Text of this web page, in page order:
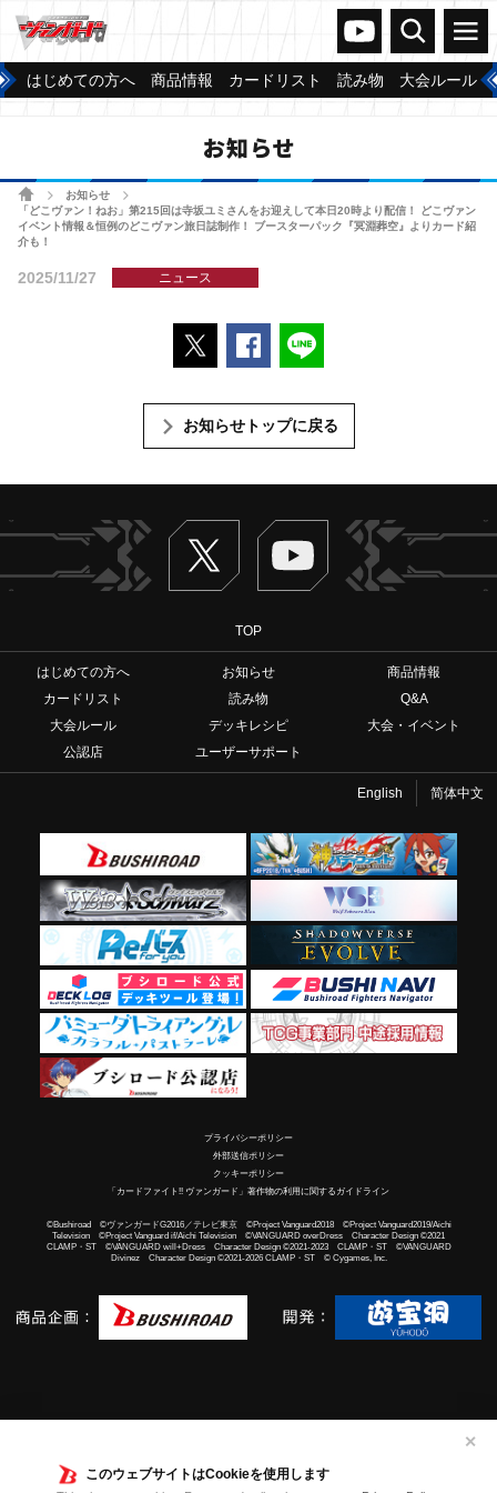
このウェブサイトはCookieを使用します
✕
ヴァンガードch
検索 メニュー
はじめての方へ 商品情報 カードリスト 読み物 大会ルール
お知らせ
ホームお知らせ
「どこヴァン！ねお」第215回は寺坂ユミさんをお迎えして本日20時より配信！ どこヴァン
イベント情報＆恒例のどこヴァン旅日誌制作！ ブースターパック『冥淵葬空』よりカード紹
介も！
2025/11/27 ニュース
ポストするFacebookでシェアする
お知らせトップに戻る
Twitter ヴァンガードch
TOP
はじめての方へ お知らせ
商品情報
カードリスト
読み物
Q&A
大会ルール
デッキレシピ
大会・イベント
公認店
ユーザーサポート
English 简体中文
プライバシーポリシー
外部送信ポリシー
クッキーポリシー
「カードファイト!! ヴァンガード」著作物の利用に関するガイドライン
©Bushiroad ©ヴァンガードG2016／テレビ東京 ©Project Vanguard2018 ©Project Vanguard2019/Aichi
Television ©Project Vanguard if/Aichi Television ©VANGUARD overDress Character Design ©2021
CLAMP・ST ©VANGUARD will+Dress Character Design ©2021-2023 CLAMP・ST ©VANGUARD
Divinez Character Design ©2021-2026 CLAMP・ST © Cygames, Inc.